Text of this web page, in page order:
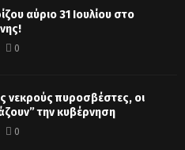
αύριο 31 Ιουλίου στο
0
νεκρούς πυροσβέστες, οι
την κυβέρνηση
0